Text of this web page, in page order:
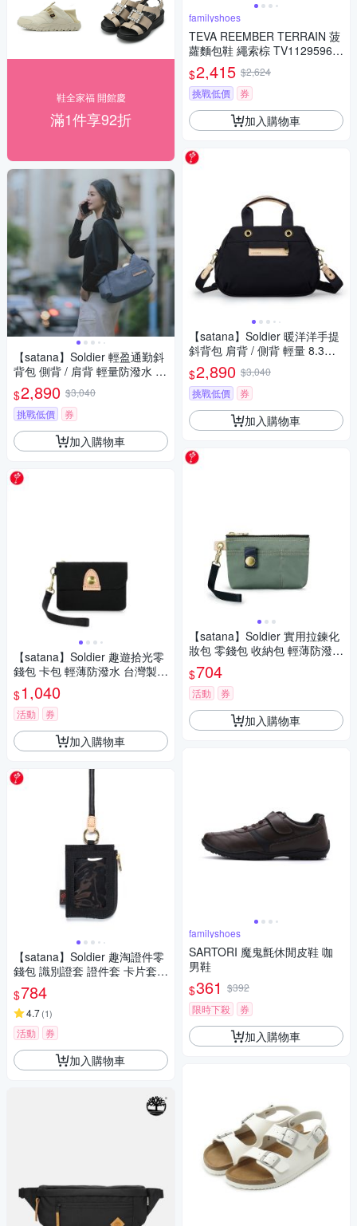
鞋全家福 開館慶
滿1件享92折
【satana】Soldier 輕盈通勤斜
背包 側背 / 肩背 輕量防潑水 11
吋平板 台灣製 SOS3295 - 靜謐
灰
$2,890 $3,040
挑戰低價
券
加入購物車
【satana】Soldier 趣遊拾光零
錢包 卡包 輕薄防潑水 台灣製 S
OS3075 - 亮黑
$1,040
活動 券
加入購物車
【satana】Soldier 趣淘證件零
錢包 識別證套 證件套 卡片套
輕薄防潑水 台灣製 SOS3200
- 亮黑
$784
4.7(1)
活動 券
加入購物車
familyshoes
TEVA REEMBER TERRAIN 菠
蘿麵包鞋 繩索棕 TV1129596B
NG 男鞋
$2,415 $2,624
挑戰低價
券
加入購物車
【satana】Soldier 暖洋洋手提
斜背包 肩背 / 側背 輕量 8.3吋
平板 台灣製 SOS2245 - 亮黑
$2,890 $3,040
挑戰低價
券
加入購物車
【satana】Soldier 實用拉鍊化
妝包 零錢包 收納包 輕薄防潑水
台灣製 SOS1395 - 抹茶拿鐵
$704
活動 券
加入購物車
familyshoes
SARTORI 魔鬼氈休閒皮鞋 咖
男鞋
$361 $392
限時下殺
券
加入購物車